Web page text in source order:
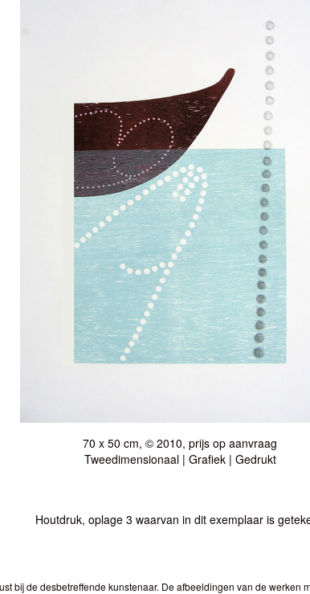
70 x 50 cm, © 2010, prijs op aanvraag
Tweedimensionaal | Grafiek | Gedrukt
Houtdruk, oplage 3 waarvan in dit exemplaar is
bij de desbetreffende kunstenaar. De afbeeldingen van de werken